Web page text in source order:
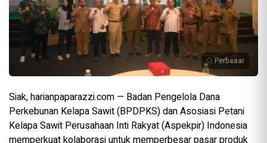
Perbesar
Siak, harianpaparazzi.com — Badan Pengelola Dana
Perkebunan Kelapa Sawit (BPDPKS) dan Asosiasi Petani
Kelapa Sawit Perusahaan Inti Rakyat (Aspekpir) Indonesia
memperkuat kolaborasi untuk memperbesar pasar produk